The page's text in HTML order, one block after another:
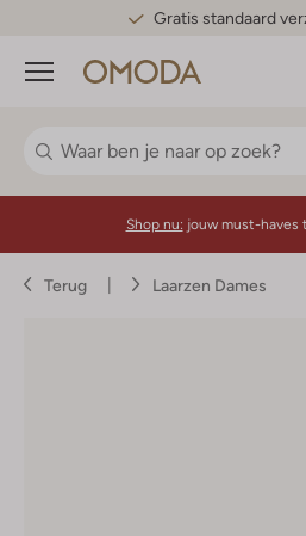
Gratis standaard
Menu
Shop nu: jouw must-haves
Terug Laarzen Dames